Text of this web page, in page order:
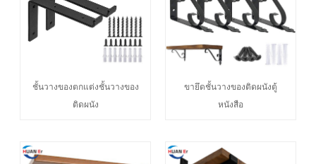
ชั้นวางของตกแต่งชั้นวางของ
ติดผนัง
ขายึดชั้นวางของติดผนังตู้
หนังสือ